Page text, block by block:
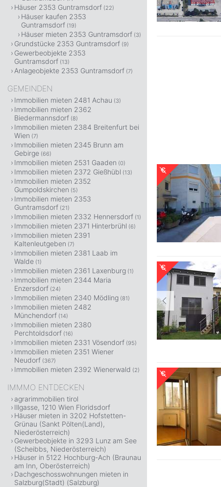
Häuser 2353 Guntramsdorf (22)
Häuser kaufen 2353
Guntramsdorf (19)
Häuser mieten 2353 Guntramsdorf (3)
Grundstücke 2353 Guntramsdorf (9)
Gewerbeobjekte 2353
Guntramsdorf (13)
Anlageobjekte 2353 Guntramsdorf (7)
GEMEINDEN
Immobilien mieten 2481 Achau (3)
Immobilien mieten 2362
Biedermannsdorf (8)
Immobilien mieten 2384 Breitenfurt bei
Wien (7)
Immobilien mieten 2345 Brunn am
Gebirge (66)
Immobilien mieten 2531 Gaaden (0)
Immobilien mieten 2372 Gießhübl (13)
Immobilien mieten 2352
Gumpoldskirchen (5)
Immobilien mieten 2353
Guntramsdorf (21)
Immobilien mieten 2332 Hennersdorf (1)
Immobilien mieten 2371 Hinterbrühl (6)
Immobilien mieten 2391
Kaltenleutgeben (7)
Immobilien mieten 2381 Laab im
Walde (1)
Immobilien mieten 2361 Laxenburg (1)
Immobilien mieten 2344 Maria
Enzersdorf (24)
Immobilien mieten 2340 Mödling (81)
Immobilien mieten 2482
Münchendorf (14)
Immobilien mieten 2380
Perchtoldsdorf (16)
Immobilien mieten 2331 Vösendorf (95)
Immobilien mieten 2351 Wiener
Neudorf (367)
Immobilien mieten 2392 Wienerwald (2)
IMMMO ENTDECKEN
agrarimmobilien tirol
Illgasse, 1210 Wien Floridsdorf
Häuser mieten in 3202 Hofstetten-
Grünau (Sankt Pölten(Land),
Niederösterreich)
Gewerbeobjekte in 3293 Lunz am See
(Scheibbs, Niederösterreich)
Häuser in 5122 Hochburg-Ach (Braunau
am Inn, Oberösterreich)
Dachgeschosswohnungen mieten in
Salzburg(Stadt) (Salzburg)